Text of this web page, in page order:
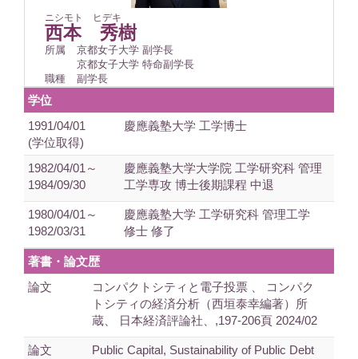
ニシモト ヒデキ
西本 秀樹
所属
京都女子大学 副学長
京都女子大学 特命副学長
職種
副学長
学位
1991/04/01
(学位取得)
慶應義塾大学 工学博士
1982/04/01～
1984/09/30
慶應義塾大学大学院 工学研究科 管理
工学専攻 博士後期課程 中退
1980/04/01～
1982/03/31
慶應義塾大学 工学研究科 管理工学
修士 修了
著書・論文歴
論文
コンパクトシティと電子投票 、 コンパク
トシティの経済分析（西垣泰幸編著）所
蔵、 日本経済評論社、,197-206頁 2024/02
論文
Public Capital, Sustainability of Public Debt